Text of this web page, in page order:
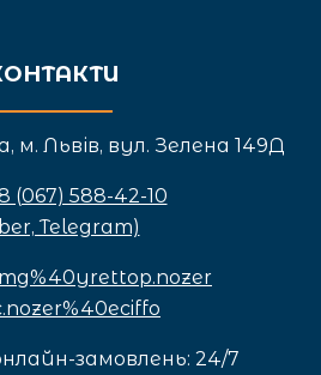
м. Львів, вул. Зелена 149Д
(067) 588-42-10
Telegram)
замовлень: 24/7